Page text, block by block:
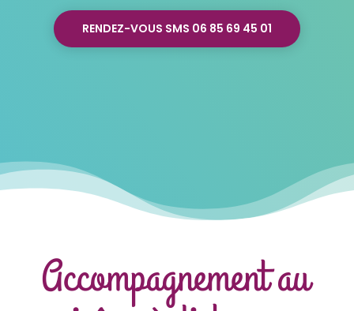
RENDEZ-VOUS SMS 06 85 69 45 01
Accompagnement au